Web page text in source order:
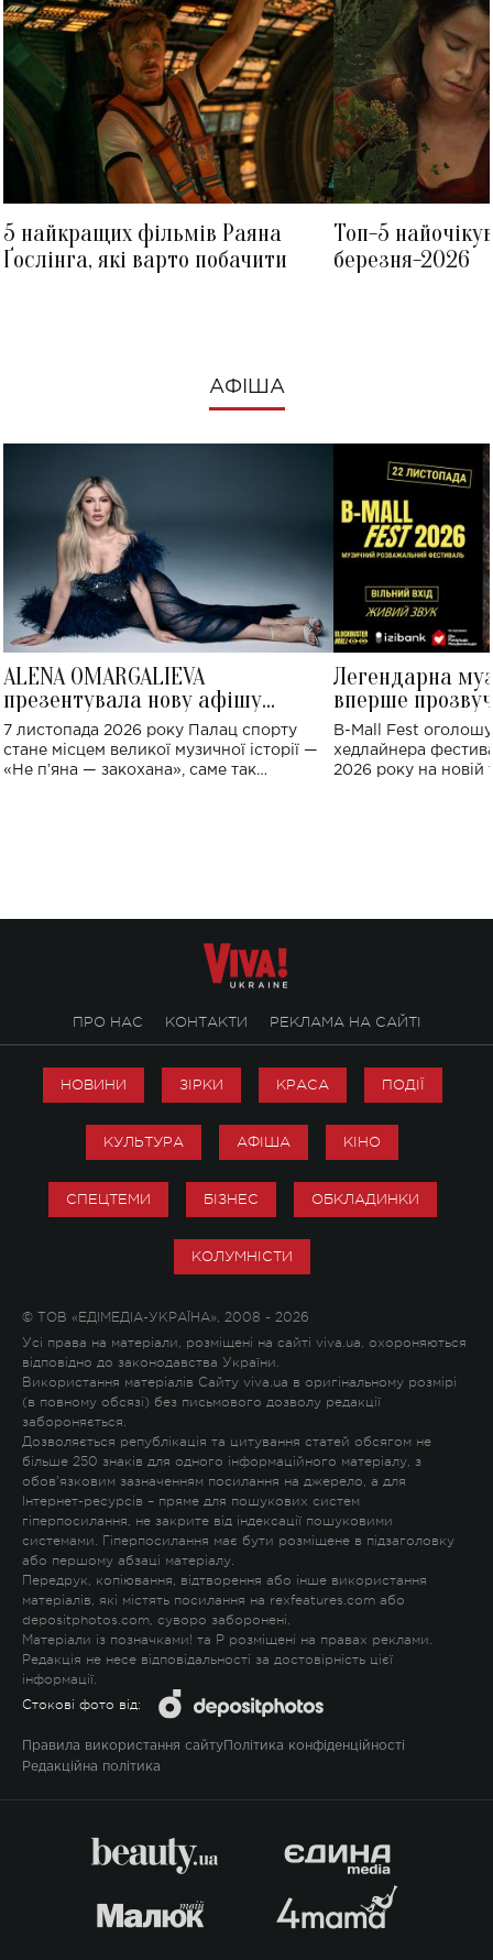
5 найкращих фільмів Раяна
Ґослінга, які варто побачити
Топ-5
березня-2026
АФІША
ALENA OMARGALIEVA
презентувала нову афішу
великого концерту в Палаці
спорту
7 листопада 2026 року Палац спорту
стане місцем великої музичної історії —
«Не пʼяна — закохана», саме так
Легендарна
вперше
Україні: де
B-Mall Fest
хедлайнера
2026 року на новій
ПРО НАС КОНТАКТИ РЕКЛАМА НА САЙТІ
НОВИНИ ЗІРКИ КРАСА ПОДІЇ
КУЛЬТУРА АФІША КІНО
СПЕЦТЕМИ БІЗНЕС ОБКЛАДИНКИ
КОЛУМНІСТИ
© ТОВ «ЕДІМЕДІА-УКРАЇНА», 2008 - 2026
Усі права на матеріали, розміщені на сайті viva.ua, охороняються
відповідно до законодавства України.
Використання матеріалів Сайту viva.ua в оригінальному розмірі
(в повному обсязі) без письмового дозволу редакції
забороняється.
Дозволяється републікація та цитування статей обсягом не
більше 250 знаків для одного інформаційного матеріалу, з
обов'язковим зазначенням посилання на джерело, а для
Інтернет-ресурсів – пряме для пошукових систем
гіперпосилання, не закрите від індексації пошуковими
системами. Гіперпосилання має бути розміщене в підзаголовку
або першому абзаці матеріалу.
Передрук, копіювання, відтворення або інше використання
матеріалів, які містять посилання на rexfeatures.com або
depositphotos.com, суворо заборонені.
Матеріали із позначками! та P розміщені на правах реклами.
Редакція не несе відповідальності за достовірність цієї
інформації.
Стокові фото від:
Правила використання сайту Політика конфіденційності
Редакційна політика